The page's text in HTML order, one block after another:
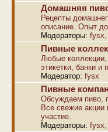
Домашняя
Рецепты
описание. Опыт
Модераторы: fysx
Пивные
Любые коллекции,
этикетки, банки и
Модератор: fysx
Пивные
Обсуждаем пиво,
Все свежие акции
участие.
Модераторы: fysx